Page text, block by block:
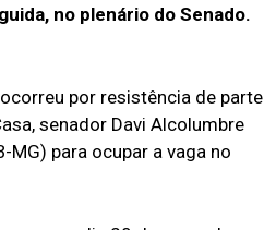
no plenário do Senado.
por resistência de parte
senador Davi Alcolumbre
MG) para ocupar a vaga no